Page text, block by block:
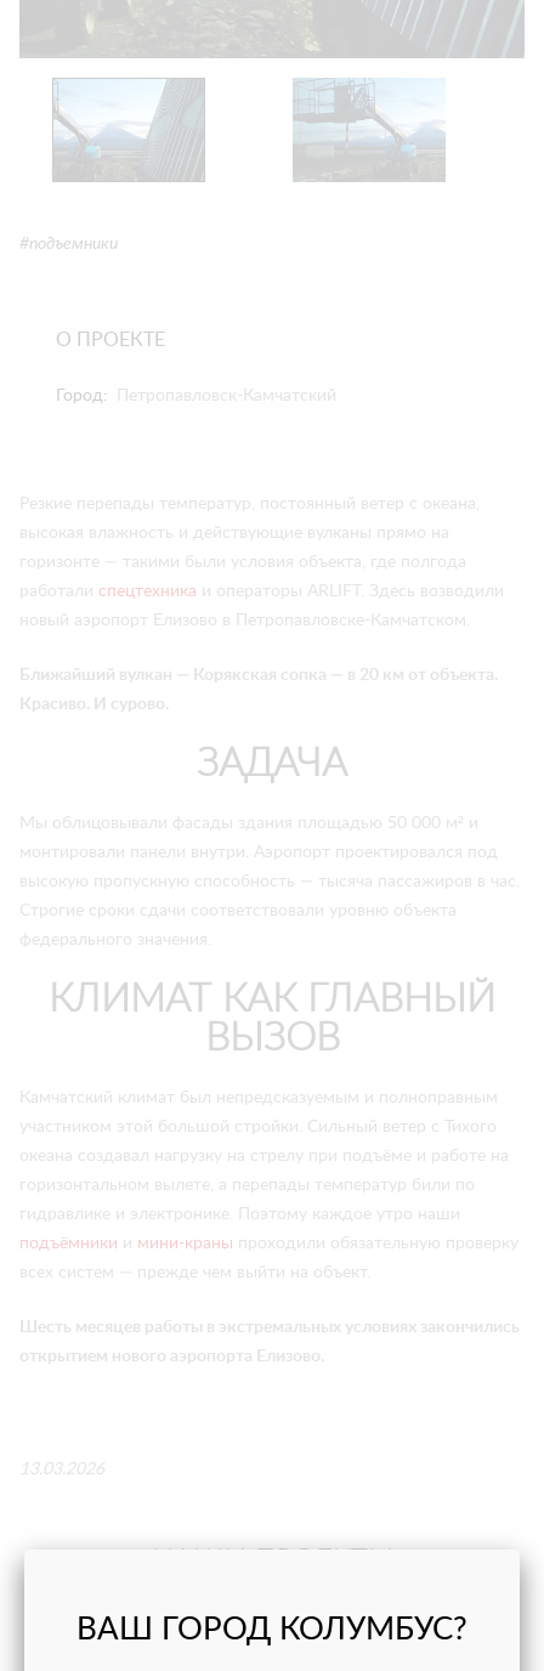
#подъемники
О ПРОЕКТЕ
Город: Петропавловск-Камчатский
Резкие перепады температур, постоянный ветер с океана,
высокая влажность и действующие вулканы прямо на
горизонте — такими были условия объекта, где полгода
работали спецтехника и операторы ARLIFT. Здесь возводили
новый аэропорт Елизово в Петропавловске-Камчатском.
Ближайший вулкан — Корякская сопка — в 20 км от объекта.
Красиво. И сурово.
ЗАДАЧА
Мы облицовывали фасады здания площадью 50 000 м² и
монтировали панели внутри. Аэропорт проектировался под
высокую пропускную способность — тысяча пассажиров в час.
Строгие сроки сдачи соответствовали уровню объекта
федерального значения.
КЛИМАТ КАК ГЛАВНЫЙ
ВЫЗОВ
Камчатский климат был непредсказуемым и полноправным
участником этой большой стройки. Сильный ветер с Тихого
океана создавал нагрузку на стрелу при подъёме и работе на
горизонтальном вылете, а перепады температур били по
гидравлике и электронике. Поэтому каждое утро наши
подъёмники и мини-краны проходили обязательную проверку
всех систем — прежде чем выйти на объект.
Шесть месяцев работы в экстремальных условиях закончились
открытием нового аэропорта Елизово.
13.03.2026
ВАШ ГОРОД КОЛУМБУС?